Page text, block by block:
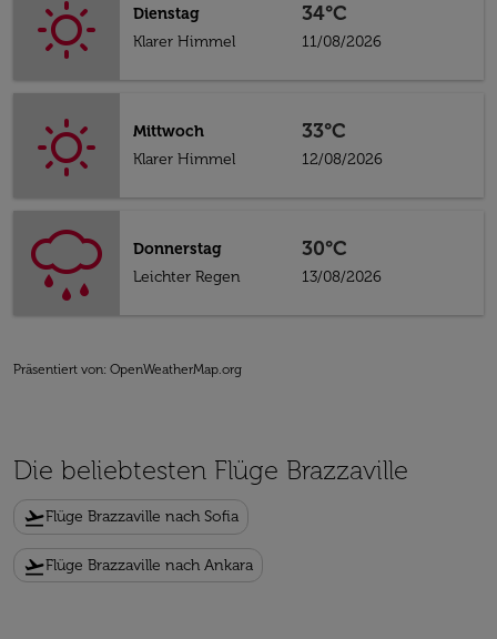
Dienstag
Klarer Himmel
34°C
11/08/2026
Mittwoch
Klarer Himmel
33°C
12/08/2026
Donnerstag
Leichter Regen
30°C
13/08/2026
Präsentiert von: OpenWeatherMap.org
Die beliebtesten Flüge Brazzaville
flight_takeoffFlüge Brazzaville nach Sofia
flight_takeoffFlüge Brazzaville nach Ankara